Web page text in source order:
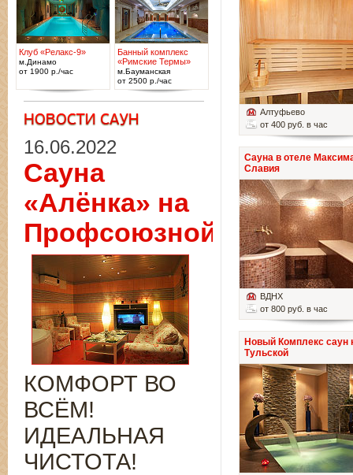
Алтуфьево
от 400 руб. в час
Сауна в отеле
Славия
ВДНХ
от 800 руб. в час
Новый Комплекс саун
Тульской
Клуб «Релакс-9»
м.Динамо
от 1900 р./час
Банный комплекс
«Римские Термы»
м.Бауманская
от 2500 р./час
16.06.2022
Сауна
«Алёнка» на
Профсоюзной
КОМФОРТ ВО
ВСЁМ!
ИДЕАЛЬНАЯ
ЧИСТОТА!